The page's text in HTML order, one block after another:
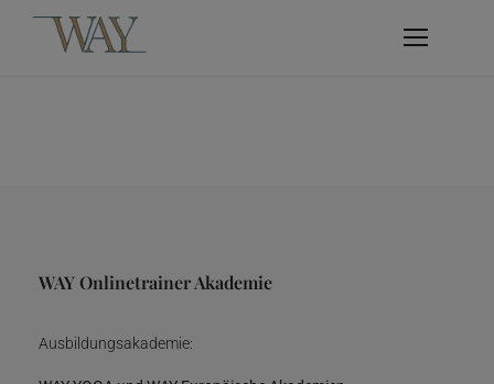
WAY Onlinetrainer Akademie
Ausbildungsakademie: